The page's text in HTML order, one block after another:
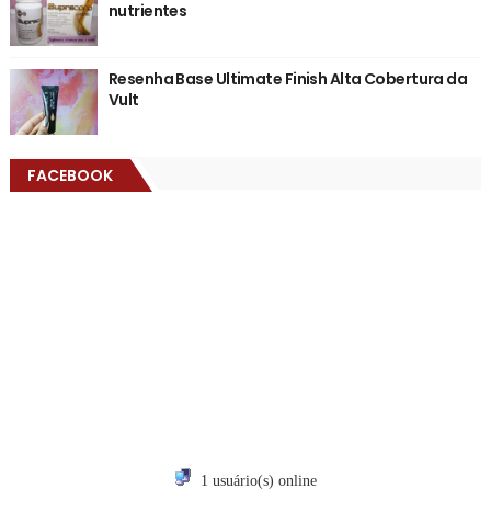
nutrientes
Resenha Base Ultimate Finish Alta Cobertura da
Vult
FACEBOOK
1 usuário(s) online